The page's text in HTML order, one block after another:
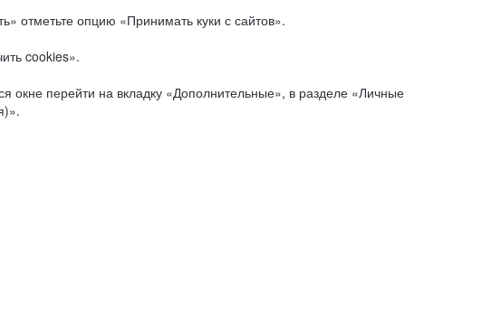
отметьте опцию «Принимать куки с сайтов».
cookies».
окне перейти на вкладку «Дополнительные», в разделе «Личные